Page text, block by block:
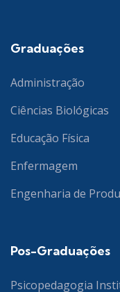
Graduações
Administração
Ciências Biológicas
Educação Física
Enfermagem
Engenharia de
Pos-Graduações
Psicopedagogia